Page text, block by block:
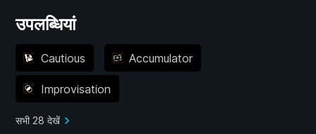
उपलब्धियां
Cautious Accumulator
Improvisation
सभी 28 देखें